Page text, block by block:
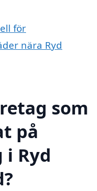
för
nära Ryd
som
på
Ryd